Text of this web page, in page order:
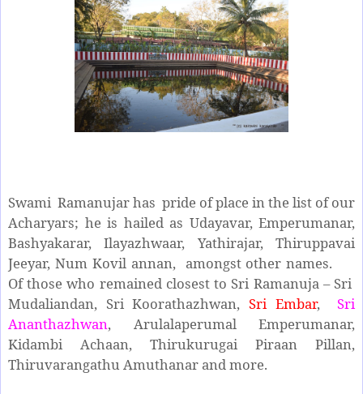
Swami Ramanujar has pride of place in the list of our
Acharyars; he is hailed as Udayavar, Emperumanar,
Bashyakarar, Ilayazhwaar, Yathirajar, Thiruppavai
Jeeyar, Num Kovil annan, amongst other names.
Of those who remained closest to Sri Ramanuja – Sri
Mudaliandan, Sri Koorathazhwan, Sri Embar,Sri
Ananthazhwan, Arulalaperumal Emperumanar,
Kidambi Achaan, Thirukurugai Piraan Pillan,
Thiruvarangathu Amuthanar and more.